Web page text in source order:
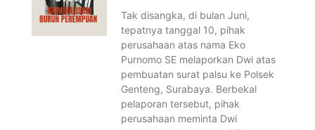
Tak disangka, di bulan Juni,
tepatnya tanggal 10, pihak
perusahaan atas nama Eko
Purnomo SE melaporkan Dwi atas
pembuatan surat palsu ke Polsek
Genteng, Surabaya. Berbekal
pelaporan tersebut, pihak
perusahaan meminta Dwi